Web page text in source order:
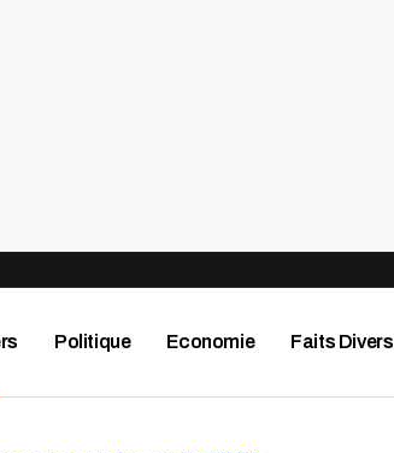
Politique Economie Faits Divers